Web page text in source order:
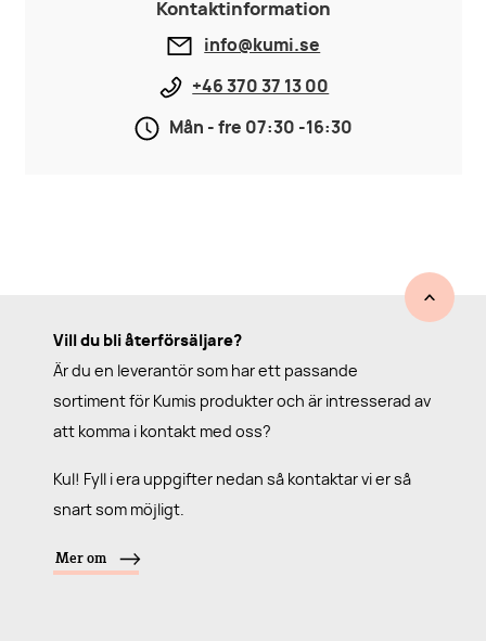
Kontaktinformation
info@kumi.se
+46 370 37 13 00
Mån - fre 07:30 -16:30
Vill du bli återförsäljare?
Är du en leverantör som har ett passande
sortiment för Kumis produkter och är intresserad av
att komma i kontakt med oss?
Kul! Fyll i era uppgifter nedan så kontaktar vi er så
snart som möjligt.
Mer om